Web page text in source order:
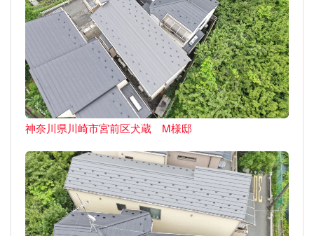
神奈川県川崎市宮前区犬蔵 M様邸